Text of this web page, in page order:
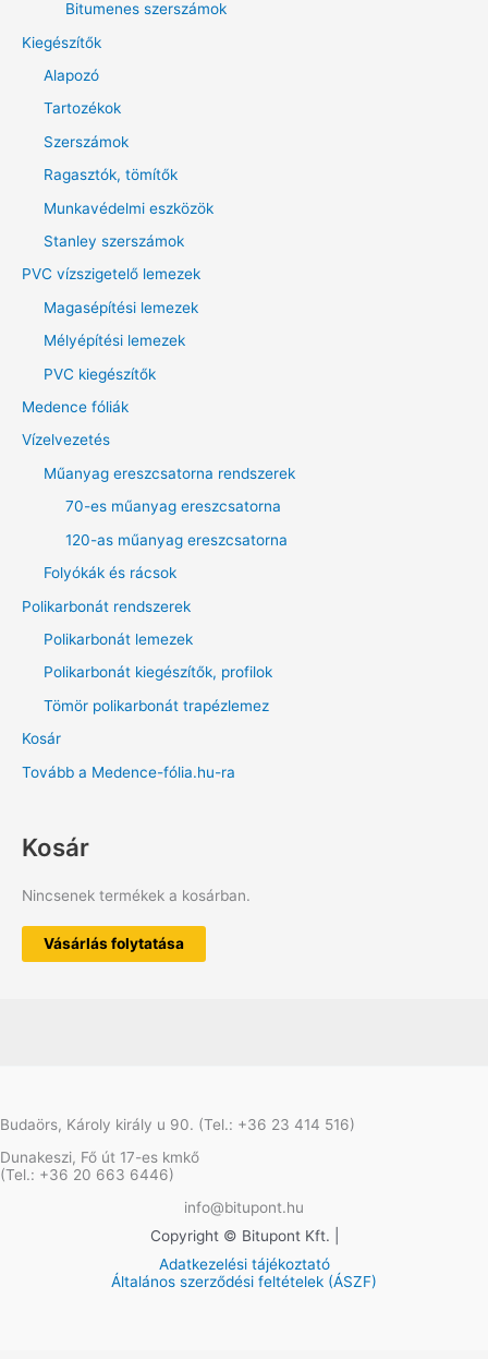
Bitumenes szerszámok
Kiegészítők
Alapozó
Tartozékok
Szerszámok
Ragasztók, tömítők
Munkavédelmi eszközök
Stanley szerszámok
PVC vízszigetelő lemezek
Magasépítési lemezek
Mélyépítési lemezek
PVC kiegészítők
Medence fóliák
Vízelvezetés
Műanyag ereszcsatorna rendszerek
70-es műanyag ereszcsatorna
120-as műanyag ereszcsatorna
Folyókák és rácsok
Polikarbonát rendszerek
Polikarbonát lemezek
Polikarbonát kiegészítők, profilok
Tömör polikarbonát trapézlemez
Kosár
Tovább a Medence-fólia.hu-ra
Kosár
Nincsenek termékek a kosárban.
Vásárlás folytatása
Budaörs, Károly király u 90. (Tel.: +36 23 414 516)
Dunakeszi, Fő út 17-es kmkő
(Tel.: +36 20 663 6446)
info@bitupont.hu
Copyright © Bitupont Kft. |
Adatkezelési tájékoztató
Általános szerződési feltételek (ÁSZF)